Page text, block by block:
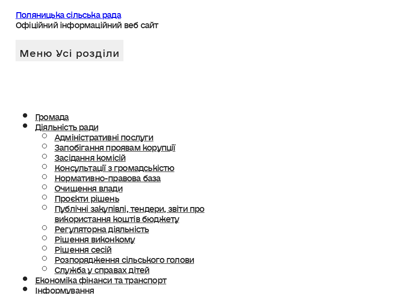
Поляницька сільська рада
Офіційний інформаційний веб сайт
Громада
Діяльність ради
Адміністративні послуги
Запобігання проявам корупції
Засідання комісій
Консультації з громадськістю
Нормативно-правова база
Очищення влади
Проєкти рішень
Публічні закупівлі, тендери, звіти про
використання коштів бюджету
Регуляторна діяльність
Рішення виконкому
Рішення сесій
Розпорядження сільського голови
Служба у справах дітей
Економіка фінанси та транспорт
Інформування